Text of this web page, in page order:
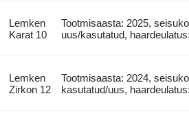
Lemken
Karat 10
Tootmisaasta: 2025,
uus/kasutatud,
Lemken
Zirkon 12
Tootmisaasta: 2024,
kasutatud/uus,